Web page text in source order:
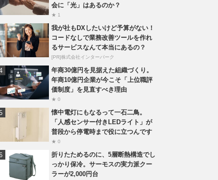
会に「光」はあるのか？
★ 1
我が社もDXしたいけど予算がない！
コードなしで業務改善ツールを作れ
るサービスなんて本当にあるの？
[PR]株式会社インターパーク
年商30億円を見据えた組織づくり。
年商10億円企業が今こそ「上位職評
価制度」を見直すべき理由
★ 0
懐中電灯にもなるって一石二鳥。
「人感センサー付きLEDライト」が
普段から停電時まで役に立つんです
★ 0
折りたためるのに、5層断熱構造でし
っかり保冷。サーモスの実力派クー
ラーが2,000円台